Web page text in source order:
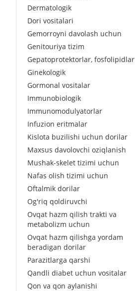
Dermatologik
Dori vositalari
Gemorroyni davolash uchun
Genitouriya tizim
Gepatoprotektorlar, fosfolipidlar
Ginekologik
Gormonal vositalar
Immunobiologik
Immunomodulyatorlar
Infuzion eritmalar
Kislota buzilishi uchun dorilar
Maxsus davolovchi oziqlanish
Mushak-skelet tizimi uchun
Nafas olish tizimi uchun
Oftalmik dorilar
Og'riq qoldiruvchi
Ovqat hazm qilish trakti va
metabolizm uchun
Ovqat hazm qilishga yordam
beradigan dorilar
Parazitlarga qarshi
Qandli diabet uchun vositalar
Qon va qon aylanishi